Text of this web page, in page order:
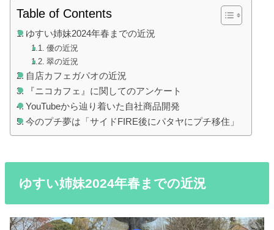
Table of Contents
ゆすい姉妹2024年春までの近況
優の近況
翠の近況
自店カフェガパオの近況
『ニコカフェ』に関してのアンケート
YouTubeから辿り着いた自社商品開発
今のプチ夢は「サイドFIRE後にパタヤにプチ移住」
ゆすい姉妹2024年春までの近況